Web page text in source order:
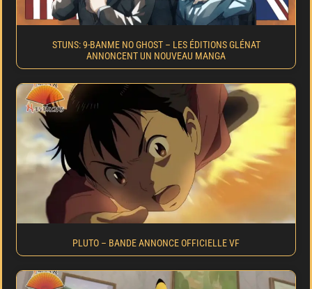
STUNS: 9-BANME NO GHOST – LES ÉDITIONS GLÉNAT
ANNONCENT UN NOUVEAU MANGA
PLUTO – BANDE ANNONCE OFFICIELLE VF